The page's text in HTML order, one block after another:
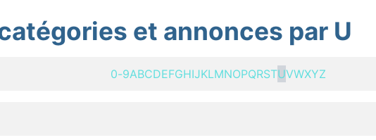
et annonces par U
0-9ABCDEFGHIJKLMNOPQRSTUVWXYZ